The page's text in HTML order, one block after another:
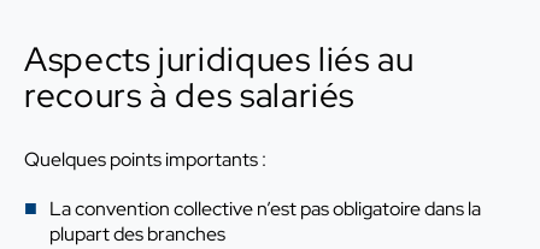
Aspects juridiques liés au
recours à des salariés
Quelques points importants :
La convention collective n’est pas obligatoire dans la
plupart des branches